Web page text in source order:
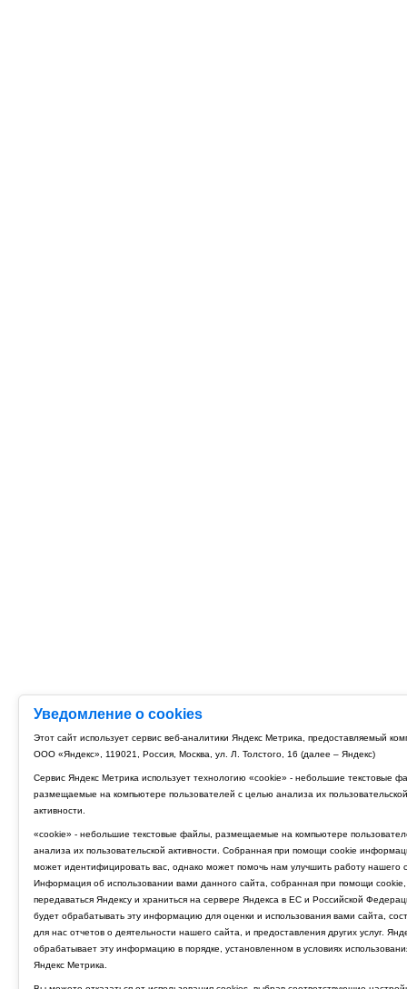
Уведомление о cookies
Этот сайт использует сервис веб-аналитики Яндекс Метрика, предоставляемый
ООО «Яндекс», 119021, Россия, Москва, ул. Л. Толстого, 16 (далее – Яндекс)
Сервис Яндекс Метрика использует технологию «cookie» - небольшие текстовые
размещаемые на компьютере пользователей с целью анализа их пользовательской
активности.
«cookie» - небольшие текстовые файлы, размещаемые на компьютере
анализа их пользовательской активности. Собранная при помощи cookie
может идентифицировать вас, однако может помочь нам улучшить работу нашего
Информация об использовании вами данного сайта, собранная при помощи cookie,
передаваться Яндексу и храниться на сервере Яндекса в ЕС и Российской
будет обрабатывать эту информацию для оценки и использования вами сайта,
для нас отчетов о деятельности нашего сайта, и предоставления других услуг.
обрабатывает эту информацию в порядке, установленном в условиях
Яндекс Метрика.